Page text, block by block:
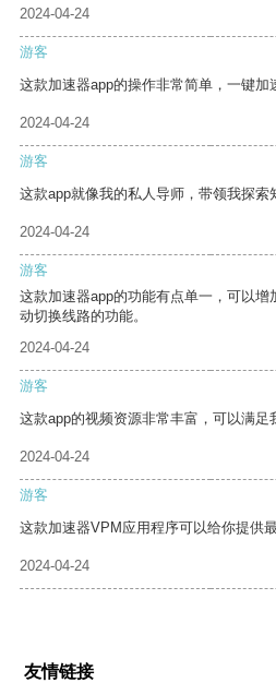
2024-04-24
游客
这款加速器app的操作非常简单，一键加
2024-04-24
游客
这款app就像我的私人导师，带领我探索
2024-04-24
游客
这款加速器app的功能有点单一，可以增
动切换线路的功能。
2024-04-24
游客
这款app的视频资源非常丰富，可以满足
2024-04-24
游客
这款加速器VPM应用程序可以给你提供
2024-04-24
友情链接